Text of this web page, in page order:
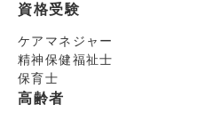
資格受験
ケアマネジャー
精神保健福祉士
保育士
高齢者